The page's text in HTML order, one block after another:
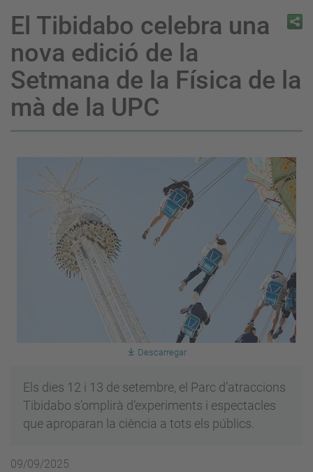
El Tibidabo celebra una
nova edició de la
Setmana de la Física de la
mà de la UPC
Descarregar
Els dies 12 i 13 de setembre, el Parc d’atraccions
Tibidabo s’omplirà d’experiments i espectacles
que aproparan la ciència a tots els públics.
09/09/2025